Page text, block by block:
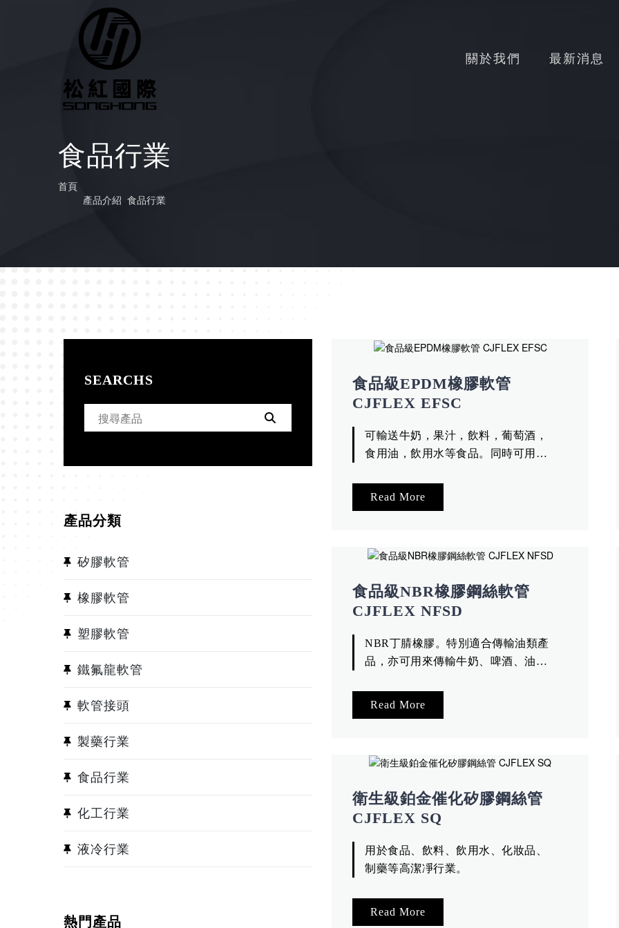
關於我們 最新消息
食品行業
首頁
產品介紹 食品行業
食品級EPDM橡膠軟管
CJFLEX EFSC
可輸送牛奶，果汁，飲料，葡萄酒，
食用油，飲用水等食品。同時可用於
Read More
食品級NBR橡膠鋼絲軟管
CJFLEX NFSD
NBR丁腈橡膠。特別適合傳輸油類產
品，亦可用來傳輸牛奶、啤酒、油
Read More
衛生級鉑金催化矽膠鋼絲管
CJFLEX SQ
用於食品、飲料、飲用水、化妝品、
制藥等高潔凈行業。
Read More
SEARCHS
產品分類
矽膠軟管
橡膠軟管
塑膠軟管
鐵氟龍軟管
軟管接頭
製藥行業
食品行業
化工行業
液冷行業
熱門產品